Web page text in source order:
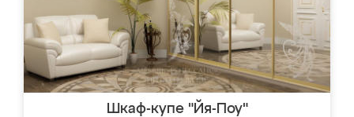
Шкаф-купе "Йя-Поу"